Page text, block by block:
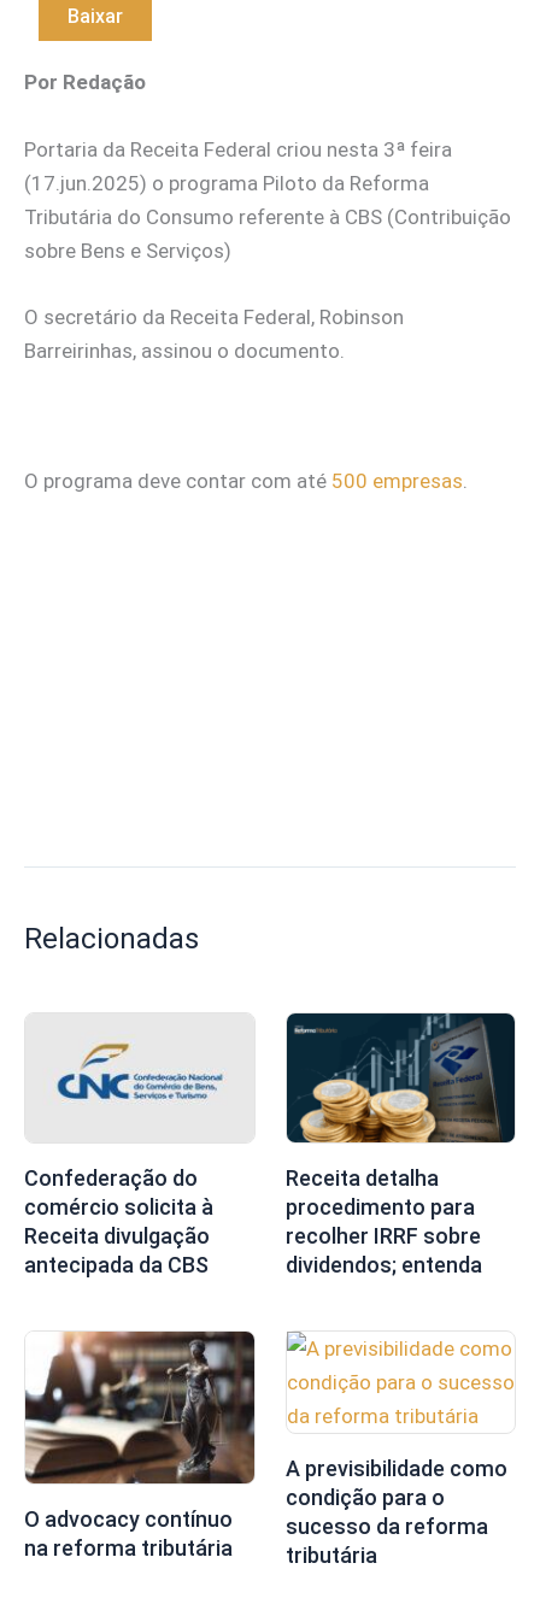
Baixar
Por Redação
Portaria da Receita Federal criou nesta 3ª feira
(17.jun.2025) o programa Piloto da Reforma
Tributária do Consumo referente à CBS (Contribuição
sobre Bens e Serviços)
O secretário da Receita Federal, Robinson
Barreirinhas, assinou o documento.
O programa deve contar com até 500 empresas
Relacionadas
Confederação do
comércio solicita à
Receita divulgação
antecipada da CBS
Receita detalha
procedimento para
recolher IRRF sobre
dividendos; entenda
O advocacy contínuo
na reforma tributária
A previsibilidade como
condição para o
sucesso da reforma
tributária